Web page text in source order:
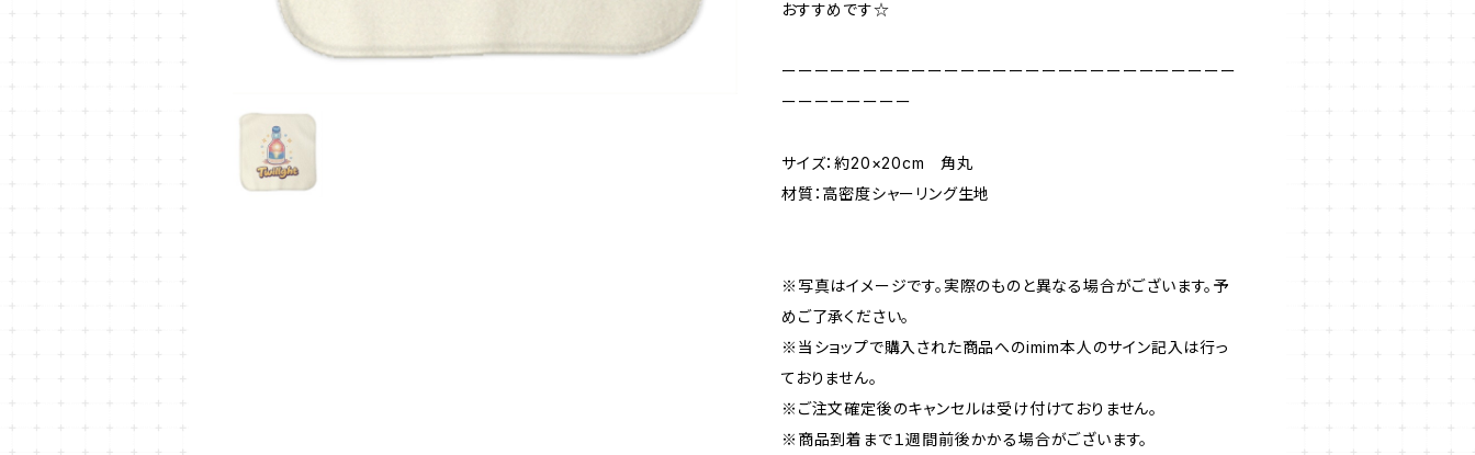
おすすめです☆
ーーーーーーーーーーーーーーーーーーーーーーーーーーーー
ーーーーーーーー
サイズ：約20×20cm 角丸
材質：高密度シャーリング生地
※写真はイメージです。実際のものと異なる場合がございます。予
めご了承ください。
※当ショップで購入された商品へのimim本人のサイン記入は行っ
ておりません。
※ご注文確定後のキャンセルは受け付けておりません。
※商品到着まで１週間前後かかる場合がございます。